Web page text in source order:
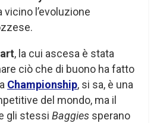
l’evoluzione
, la cui ascesa è stata
ciò che di buono ha fatto
Championship, si sa, è una
del mondo, ma il
gli stessi Baggies sperano